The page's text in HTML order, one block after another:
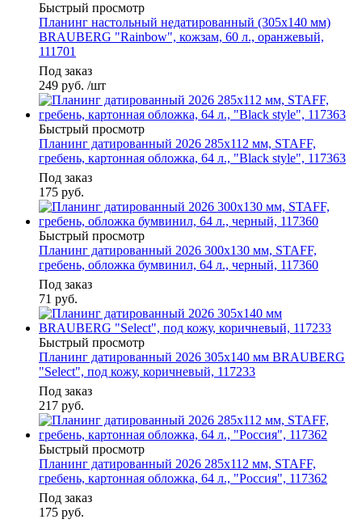
Быстрый просмотр
Планинг настольный недатированный (305x140 мм)
BRAUBERG "Rainbow", кожзам, 60 л., оранжевый,
111701
Под заказ
249 руб. /шт
Быстрый просмотр
Планинг датированный 2026 285х112 мм, STAFF,
гребень, картонная обложка, 64 л., "Black style", 117363
Под заказ
175 руб.
Быстрый просмотр
Планинг датированный 2026 300х130 мм, STAFF,
гребень, обложка бумвинил, 64 л., черный, 117360
Под заказ
71 руб.
Быстрый просмотр
Планинг датированный 2026 305х140 мм BRAUBERG
"Select", под кожу, коричневый, 117233
Под заказ
217 руб.
Быстрый просмотр
Планинг датированный 2026 285х112 мм, STAFF,
гребень, картонная обложка, 64 л., "Россия", 117362
Под заказ
175 руб.